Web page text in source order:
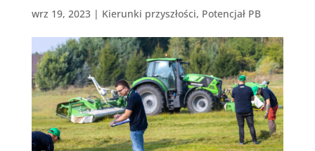
wrz 19, 2023| Kierunki przyszłości, Potencjał PB